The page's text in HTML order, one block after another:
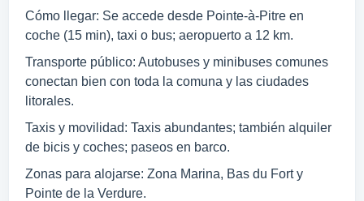
Cómo llegar: Se accede desde Pointe-à-Pitre en
coche (15 min), taxi o bus; aeropuerto a 12 km.
Transporte público: Autobuses y minibuses comunes
conectan bien con toda la comuna y las ciudades
litorales.
Taxis y movilidad: Taxis abundantes; también alquiler
de bicis y coches; paseos en barco.
Zonas para alojarse: Zona Marina, Bas du Fort y
Pointe de la Verdure.